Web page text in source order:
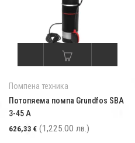
Помпена техника
Потопяема помпа Grundfos SBA
3-45 A
626,33 € (1,225.00 лв.)